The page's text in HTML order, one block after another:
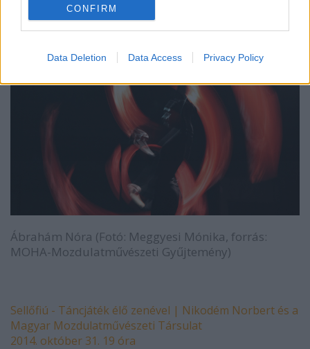
CONFIRM
Data Deletion Data Access Privacy Policy
Ábrahám Nóra (Fotó: Meggyesi Mónika, forrás:
MOHA-Mozdulatművészeti Gyűjtemény)
Sellőfiú - Táncjáték élő zenével | Nikodém Norbert és a
Magyar Mozdulatművészeti Társulat
2014. október 31. 19 óra